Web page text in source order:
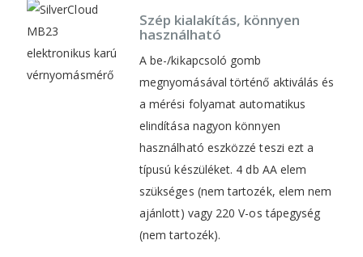
Szép kialakítás, könnyen
használható
A be-/kikapcsoló gomb
megnyomásával történő aktiválás és
a mérési folyamat automatikus
elindítása nagyon könnyen
használható eszközzé teszi ezt a
típusú készüléket. 4 db AA elem
szükséges (nem tartozék, elem nem
ajánlott) vagy 220 V-os tápegység
(nem tartozék).